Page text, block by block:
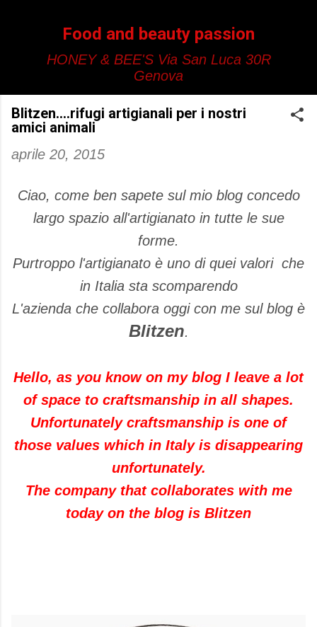
Food and beauty passion
HONEY & BEE'S Via San Luca 30R
Genova
Blitzen....rifugi artigianali per i nostri
amici animali
aprile 20, 2015
Ciao, come ben sapete sul mio blog concedo
largo spazio all'artigianato in tutte le sue
forme.
Purtroppo l'artigianato è uno di quei valori che
in Italia sta scomparendo
L'azienda che collabora oggi con me sul blog è
Blitzen.
Hello, as you know on my blog I leave a lot
of space to craftsmanship in all shapes.
Unfortunately craftsmanship is one of
those values which in Italy is disappearing
unfortunately.
The company that collaborates with me
today on the blog is Blitzen